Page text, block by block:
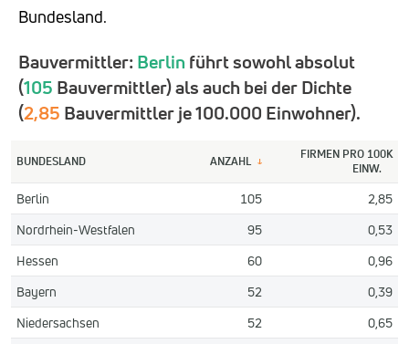
Bundesland.
Bauvermittler: Berlin führt sowohl absolut
(105 Bauvermittler) als auch bei der Dichte
(2,85 Bauvermittler je 100.000 Einwohner).
BUNDESLAND ANZAHL ↓
FIRMEN PRO 100K
EINW.
Berlin 105
2,85
Nordrhein-Westfalen
95
0,53
Hessen
60
0,96
Bayern
52
0,39
Niedersachsen
52
0,65